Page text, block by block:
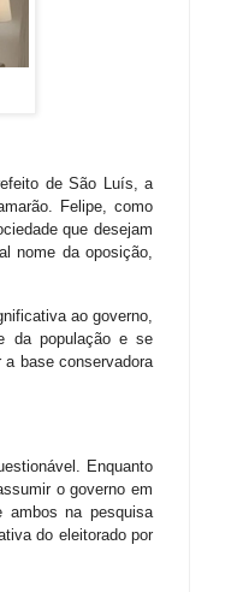
de São Luís, a
Felipe, como
que desejam
nome da oposição,
ao governo,
da população e se
base conservadora
Enquanto
o governo em
ambos na pesquisa
do eleitorado por